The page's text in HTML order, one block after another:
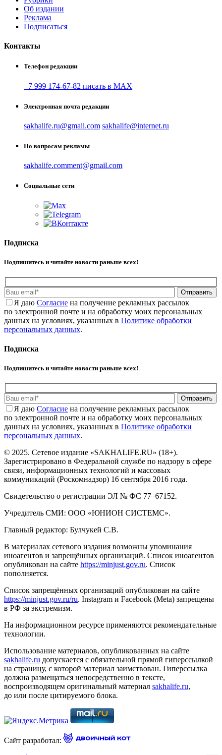
Об издании
Реклама
Подписаться
Контакты
Телефон редакции
+7 999 174-67-82 писать в MAX
Электронная почта редакции
sakhalife.ru@gmail.com sakhalife@internet.ru
По вопросам рекламы
sakhalife.comment@gmail.com
Социальные сети
Подписка
Подпишитесь и читайте новости раньше всех!
Отправить
Я даю Cогласие на получение рекламных рассылок
по электронной почте и на обработку моих персональных
данных на условиях, указанных в Политике обработки
персональных данных.
Подписка
Подпишитесь и читайте новости раньше всех!
Отправить
Я даю Cогласие на получение рекламных рассылок
по электронной почте и на обработку моих персональных
данных на условиях, указанных в Политике обработки
персональных данных.
© 2025. Сетевое издание «SAKHALIFE.RU» (18+).
Зарегистрировано в Федеральной службе по надзору в сфере
связи, информационных технологий и массовых
коммуникаций (Роскомнадзор) 16 сентября 2016 года.
Свидетельство о регистрации ЭЛ № ФС 77–67152.
Учредитель СМИ: ООО «ЮНИОН СИСТЕМС».
Главный редактор: Булчукей С.В.
В материалах сетевого издания возможны упоминания
иноагентов и запрещённых организаций. Список иноагентов
опубликован на сайте https://minjust.gov.ru. Список
пополняется.
Список запрещённых организаций опубликован на сайте
https://minjust.gov.ru/ru. Instagram и Facebook (Metа) запрещены
в РФ за экстремизм.
На информационном ресурсе применяются рекомендательные
технологии.
Использование материалов, опубликованных на сайте
sakhalife.ru допускается с обязательной прямой гиперссылкой
на страницу, с которой материал заимствован. Гиперссылка
должна размещаться непосредственно в тексте,
воспроизводящем оригинальный материал sakhalife.ru,
до или после цитируемого блока.
Сайт разработал: